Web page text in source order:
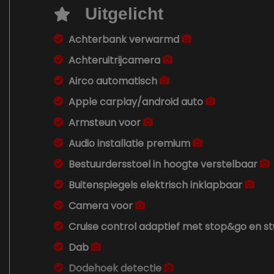
Uitgelicht
Achterbank verwarmd
Achteruitrijcamera
Airco automatisch
Apple carplay/android auto
Armsteun voor
Audio installatie premium
Bestuurdersstoel in hoogte verstelbaar
Buitenspiegels elektrisch inklapbaar
Camera voor
Cruise control adaptief met stop&go en
Dab
Dodehoek detectie